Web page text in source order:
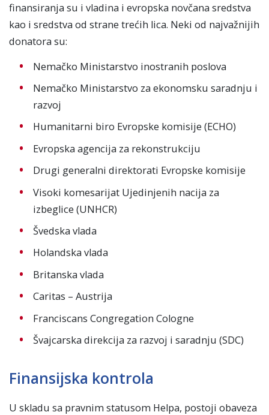
finansiranja su i vladina i evropska novčana sredstva
kao i sredstva od strane trećih lica. Neki od najvažnijih
donatora su:
Nemačko Ministarstvo inostranih poslova
Nemačko Ministarstvo za ekonomsku saradnju i
razvoj
Humanitarni biro Evropske komisije (ECHO)
Evropska agencija za rekonstrukciju
Drugi generalni direktorati Evropske komisije
Visoki komesarijat Ujedinjenih nacija za
izbeglice (UNHCR)
Švedska vlada
Holandska vlada
Britanska vlada
Caritas – Austrija
Franciscans Congregation Cologne
Švajcarska direkcija za razvoj i saradnju (SDC)
Finansijska kontrola
U skladu sa pravnim statusom Helpa, postoji obaveza